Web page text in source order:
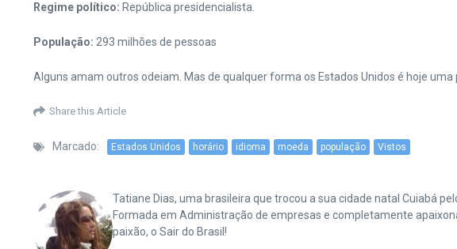
Regime político: República presidencialista.
População: 293 milhões de pessoas
Alguns amam outros odeiam. Mas de qualquer forma os Estados Unidos é hoje
Share this Article
Marcado: Estados Unidos horário idioma moeda população Vistos
Tatiane Dias, uma brasileira que trocou a sua cidade natal Cuiabá
Formada em Administração de empresas e completamente
paixão, o Sair do Brasil!